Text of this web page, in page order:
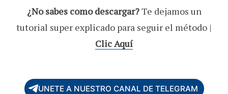
¿No sabes como descargar?Te dejamos un
tutorial super explicado para seguir el método |
Clic Aquí
UNETE A NUESTRO CANAL DE TELEGRAM